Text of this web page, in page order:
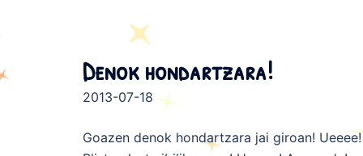
Denok hondartzara!
2013-07-18
Goazen denok hondartzara jai giroan! Ueeee!